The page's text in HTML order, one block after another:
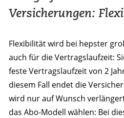
Versicherungen:
Flexibilität wird bei hepster
auch für die Vertragslaufzeit:
feste Vertragslaufzeit von 2
diesem Fall endet die
wird nur auf Wunsch
das Abo-Modell wählen: Bei